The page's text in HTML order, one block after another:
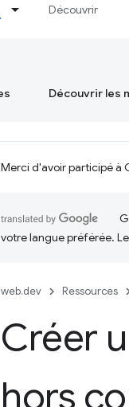
Découvrir
Découvrir les
Merci d'avoir participé à
votre langue préférée.
web.dev Ressources
Créer
hors